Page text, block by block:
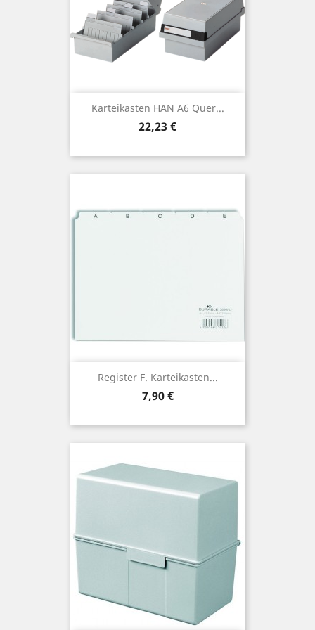
Karteikasten HAN A6 Quer...
Preis
22,23 €
Register F. Karteikasten...
Preis
7,90 €